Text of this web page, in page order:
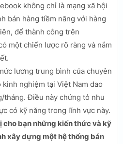
không chỉ là mạng xã hội
bán hàng tiềm năng với hàng
để thành công trên
một chiến lược rõ ràng và nắm
lương trung bình của chuyên
nghiệm tại Việt Nam dao
Điều này chứng tỏ nhu
có kỹ năng trong lĩnh vực này.
cho bạn những kiến thức và kỹ
xây dựng một hệ thống bán